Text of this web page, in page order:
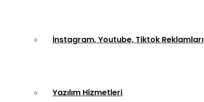
İnstagram, Youtube, Tiktok Reklamları
Yazılım Hizmetleri